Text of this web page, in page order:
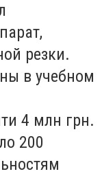
резки.
в учебном
4 млн грн.
200